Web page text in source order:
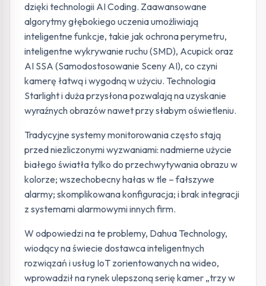
dzięki technologii AI Coding. Zaawansowane
algorytmy głębokiego uczenia umożliwiają
inteligentne funkcje, takie jak ochrona perymetru,
inteligentne wykrywanie ruchu (SMD), Acupick oraz
AI SSA (Samodostosowanie Sceny AI), co czyni
kamerę łatwą i wygodną w użyciu. Technologia
Starlight i duża przysłona pozwalają na uzyskanie
wyraźnych obrazów nawet przy słabym oświetleniu.
Tradycyjne systemy monitorowania często stają
przed niezliczonymi wyzwaniami: nadmierne użycie
białego światła tylko do przechwytywania obrazu w
kolorze; wszechobecny hałas w tle – fałszywe
alarmy; skomplikowana konfiguracja; i brak integracji
z systemami alarmowymi innych firm.
W odpowiedzi na te problemy, Dahua Technology,
wiodący na świecie dostawca inteligentnych
rozwiązań i usług IoT zorientowanych na wideo,
wprowadził na rynek ulepszoną serię kamer „trzy w